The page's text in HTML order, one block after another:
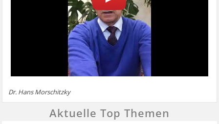
Dr. Hans Morschitzky
Aktuelle Top Themen